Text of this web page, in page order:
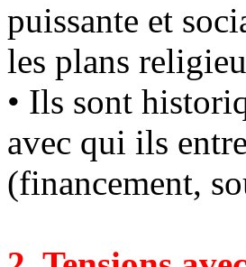
puissante et
les plans
• Ils sont
avec qui ils
(financement,